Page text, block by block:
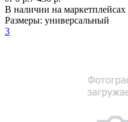
В наличии на маркетплейсах
Размеры: универсальный
3